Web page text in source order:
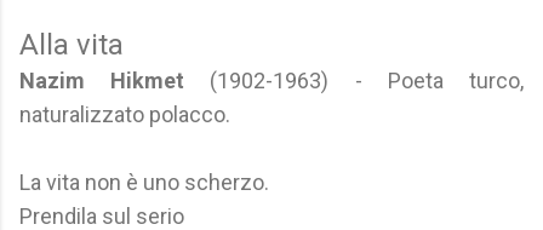
Alla vita
Nazim Hikmet (1902-1963) - Poeta turco,
naturalizzato polacco.
La vita non è uno scherzo.
Prendila sul serio